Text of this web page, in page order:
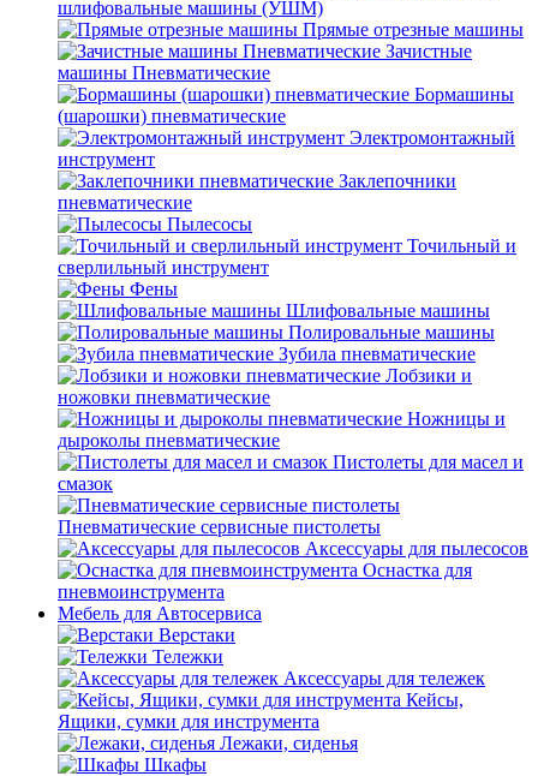
шлифовальные машины (УШМ)
Прямые отрезные машины
Зачистные
машины Пневматические
Бормашины
(шарошки) пневматические
Электромонтажный
инструмент
Заклепочники
пневматические
Пылесосы
Точильный и
сверлильный инструмент
Фены
Шлифовальные машины
Полировальные машины
Зубила пневматические
Лобзики и
ножовки пневматические
Ножницы и
дыроколы пневматические
Пистолеты для масел и
смазок
Пневматические сервисные пистолеты
Аксессуары для пылесосов
Оснастка для
пневмоинструмента
Мебель для Автосервиса
Верстаки
Тележки
Аксессуары для тележек
Кейсы,
Ящики, сумки для инструмента
Лежаки, сиденья
Шкафы